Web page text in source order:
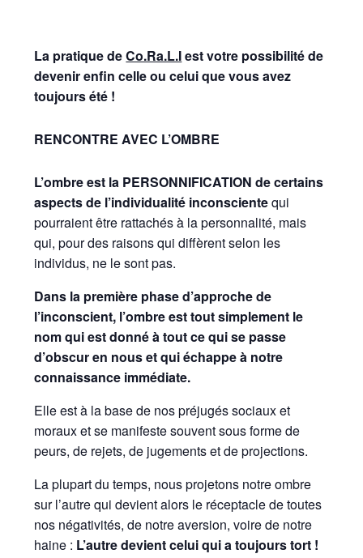
La pratique deCo.Ra.L.Iest votre possibilité de
devenir enfin celle ou celui que vous avez
toujours été !
RENCONTRE AVEC L’OMBRE
L’ombre est la PERSONNIFICATION de certains
aspects de l’individualité inconscientequi
pourraient être rattachés à la personnalité, mais
qui, pour des raisons qui diffèrent selon les
individus, ne le sont pas.
Dans la première phase d’approche de
l’inconscient, l’ombre est tout simplement le
nom qui est donné à tout ce qui se passe
d’obscur en nous et qui échappe à notre
connaissance immédiate.
Elle est à la base de nos préjugés sociaux et
moraux et se manifeste souvent sous forme de
peurs, de rejets, de jugements et de projections.
La plupart du temps, nous projetons notre ombre
sur l’autre qui devient alors le réceptacle de toutes
nos négativités, de notre aversion, voire de notre
haine : L’autre devient celui qui a toujours tort !